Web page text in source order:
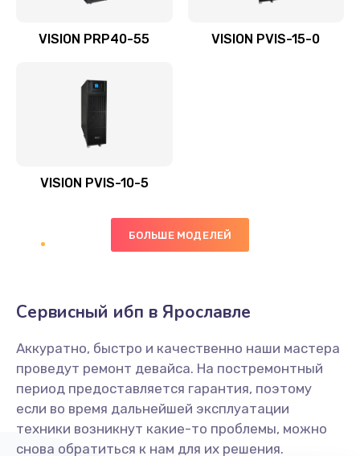
VISION PRP40-55 VISION PVIS-15-0
VISION PVIS-10-5
БОЛЬШЕ МОДЕЛЕЙ
Сервисный ибп в Ярославле
Аккуратно, быстро и качественно наши мастера
проведут ремонт девайса. На постремонтный
период предоставляется гарантия, поэтому
если во время дальнейшей эксплуатации
техники возникнут какие-то проблемы, можно
снова обратиться к нам для их решения.